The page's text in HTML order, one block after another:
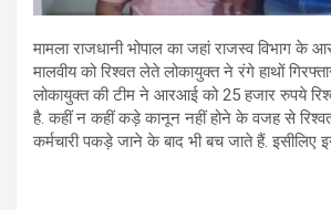
मामला राजधानी भोपाल का जहां राजस्व विभाग
मालवीय को रिश्वत लेते लोकायुक्त ने रंगे हाथों
लोकायुक्त की टीम ने आरआई को 25 हजार रुपये
है. कहीं न कहीं कड़े कानून नहीं होने के वजह से
कर्मचारी पकड़े जाने के बाद भी बच जाते हैं.